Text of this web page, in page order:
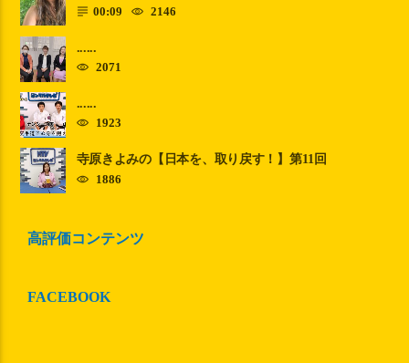
00:09
2146
......
2071
......
1923
寺原きよみの【日本を、取り戻す！】第11回
1886
高評価コンテンツ
FACEBOOK
【府川唯未】元女子プロレスラーをゲス